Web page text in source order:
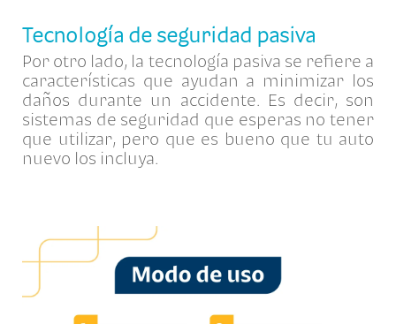
Tecnología de seguridad pasiva
Por otro lado, la tecnología pasiva se refiere a
características que ayudan a minimizar los
daños durante un accidente. Es decir, son
sistemas de seguridad que esperas no tener
que utilizar, pero que es bueno que tu auto
nuevo los incluya.